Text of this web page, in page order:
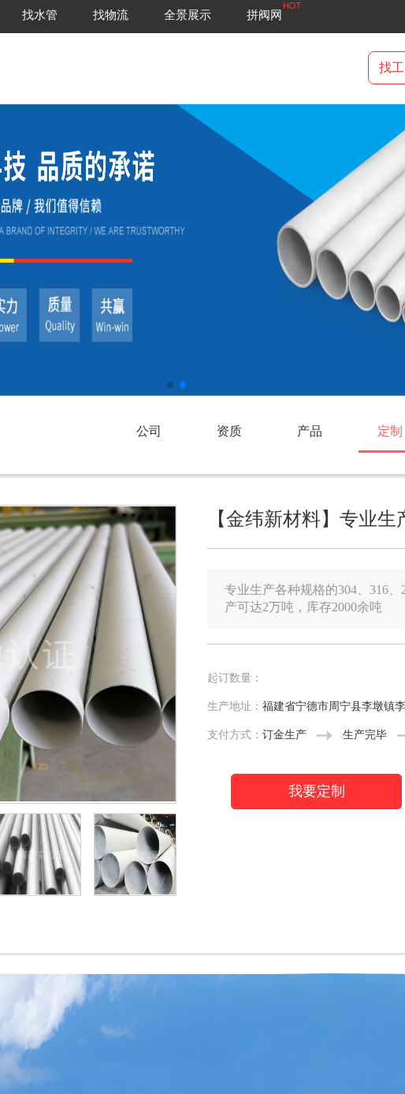
找水管 找物流 全景展示 拼阀网
找
公司 资质 产品 定制
【金纬新材料】专业
专业生产各种规格的304、316
产可达2万吨，库存2000余吨
起订数量：
生产地址： 福建省宁德市周宁县李墩镇
支付方式： 订金生产 生产完毕
我要定制